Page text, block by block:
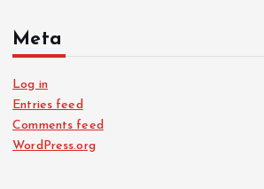
Meta
Log in
Entries feed
Comments feed
WordPress.org